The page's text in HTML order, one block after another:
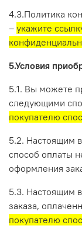
4.3.Политика
– укажите
5.Условия
5.1. Вы можете
следующими
покупателю
5.2. Настоящим
способ оплаты
оформления
5.3. Настоящим
заказа,
покупателю